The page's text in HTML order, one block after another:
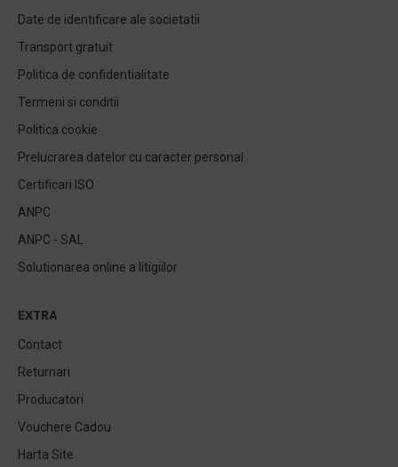
Date de identificare ale societatii
Transport gratuit
Politica de confidentialitate
Termeni si conditii
Politica cookie
Prelucrarea datelor cu caracter personal
Certificari ISO
ANPC
ANPC - SAL
Solutionarea online a litigiilor
EXTRA
Contact
Returnari
Producatori
Vouchere Cadou
Harta Site